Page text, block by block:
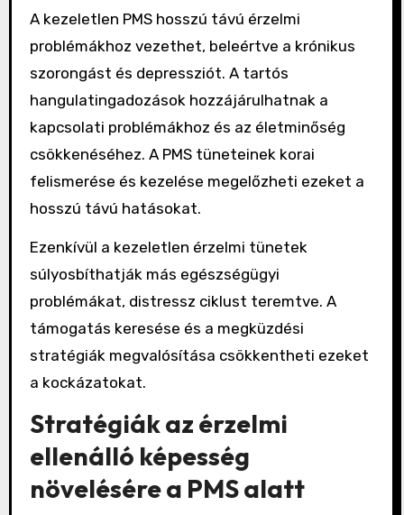
A kezeletlen PMS hosszú távú érzelmi
problémákhoz vezethet, beleértve a krónikus
szorongást és depressziót. A tartós
hangulatingadozások hozzájárulhatnak a
kapcsolati problémákhoz és az életminőség
csökkenéséhez. A PMS tüneteinek korai
felismerése és kezelése megelőzheti ezeket a
hosszú távú hatásokat.
Ezenkívül a kezeletlen érzelmi tünetek
súlyosbíthatják más egészségügyi
problémákat, distressz ciklust teremtve. A
támogatás keresése és a megküzdési
stratégiák megvalósítása csökkentheti ezeket
a kockázatokat.
Stratégiák az érzelmi
ellenálló képesség
növelésére a PMS alatt